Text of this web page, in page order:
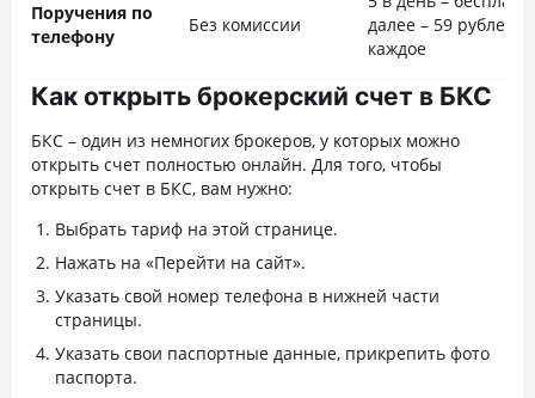
Поручения по
телефону
Без комиссии
далее – 59 рублей
каждое
Как открыть брокерский счет в БКС
БКС – один из немногих брокеров, у которых можно
открыть счет полностью онлайн. Для того, чтобы
открыть счет в БКС, вам нужно:
Выбрать тариф на этой странице.
Нажать на «Перейти на сайт».
Указать свой номер телефона в нижней части
страницы.
Указать свои паспортные данные, прикрепить фото
паспорта.